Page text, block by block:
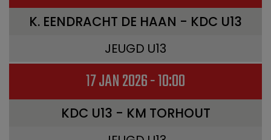
K. EENDRACHT DE HAAN - KDC U13
JEUGD U13
17 JAN 2026 - 10:00
KDC U13 - KM TORHOUT